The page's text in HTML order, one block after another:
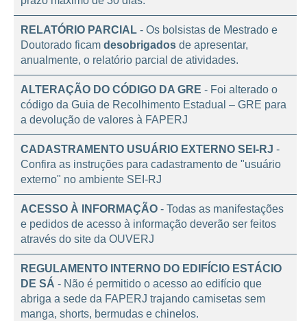
OUTORGAS- Devolução de outorgas de auxílio tem
prazo máximo de 30 dias.
RELATÓRIO PARCIAL- Os bolsistas de Mestrado e
Doutorado ficamdesobrigadosde apresentar,
anualmente, o relatório parcial de atividades.
ALTERAÇÃO DO CÓDIGO DA GRE
código da Guia de Recolhimento Estadual – GRE para
a devolução de valores à FAPERJ
CADASTRAMENTO USUÁRIO EXTERNO SEI-RJ
Confira as instruções para cadastramento de "usuário
externo" no ambiente SEI-RJ
ACESSO À INFORMAÇÃO
e pedidos de acesso à informação deverão ser feitos
através do site da OUVERJ
REGULAMENTO INTERNO DO EDIFÍCIO ESTÁCIO
DE SÁ- Não é permitido o acesso ao edifício que